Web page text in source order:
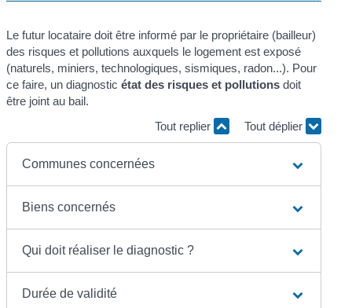
Le futur locataire doit être informé par le propriétaire (bailleur)
des risques et pollutions auxquels le logement est exposé
(naturels, miniers, technologiques, sismiques, radon...). Pour
ce faire, un diagnosticétat des risques et pollutions doit
être joint au bail.
Tout replier
Tout déplier
Communes concernées
Biens concernés
Qui doit réaliser le diagnostic ?
Durée de validité